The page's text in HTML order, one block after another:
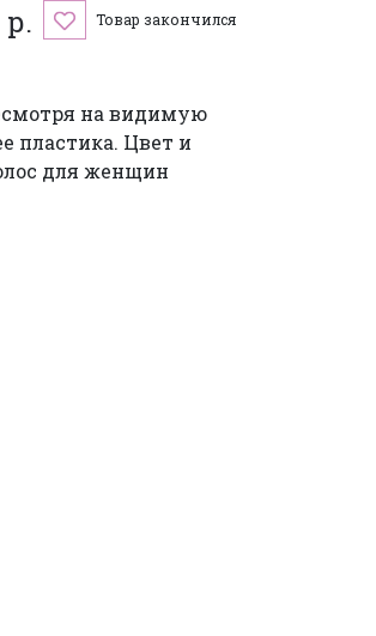
р. Товар закончился
на видимую
пластика. Цвет и
для женщин